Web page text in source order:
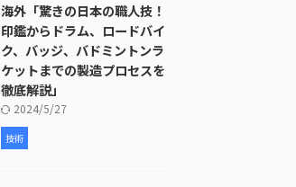
海外「驚きの日本の職人技！
印鑑からドラム、ロードバイ
ク、バッジ、バドミントンラ
ケットまでの製造プロセスを
徹底解説」
2024/5/27
技術